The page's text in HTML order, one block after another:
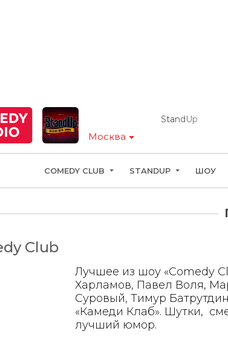
Москва
StandUp
COMEDY CLUB STANDUP ШОУ
Club
Лучшее из шоу «Comedy
Харламов, Павел Воля,
Суровый, Тимур
«Камеди Клаб». Шутки,
лучший юмор.